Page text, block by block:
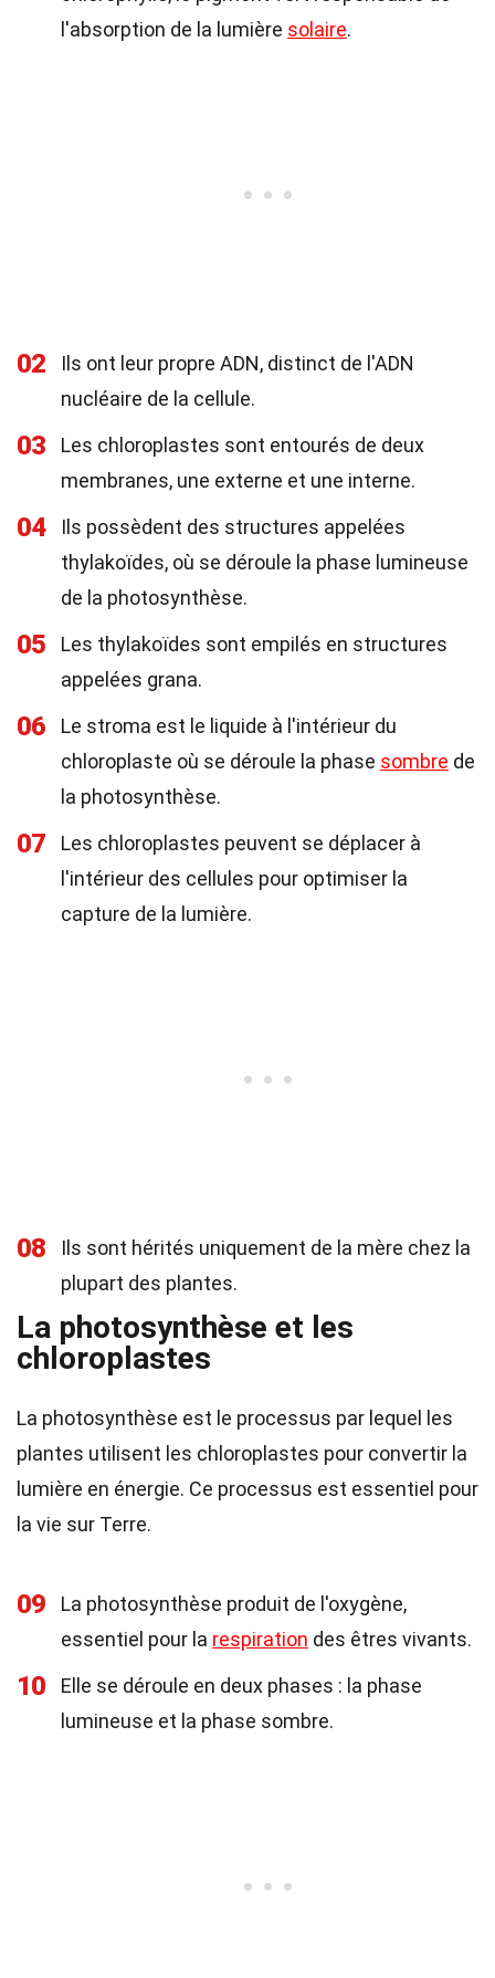
l'absorption de la lumière solaire.
02
Ils ont leur propre ADN, distinct de l'ADN
nucléaire de la cellule.
03
Les chloroplastes sont entourés de deux
membranes, une externe et une interne.
04
Ils possèdent des structures appelées
thylakoïdes, où se déroule la phase lumineuse
de la photosynthèse.
05
Les thylakoïdes sont empilés en structures
appelées grana.
06
Le stroma est le liquide à l'intérieur du
chloroplaste où se déroule la phase sombre de
la photosynthèse.
07
Les chloroplastes peuvent se déplacer à
l'intérieur des cellules pour optimiser la
capture de la lumière.
08
Ils sont hérités uniquement de la mère chez la
plupart des plantes.
La photosynthèse et les
chloroplastes
La photosynthèse est le processus par lequel les
plantes utilisent les chloroplastes pour convertir la
lumière en énergie. Ce processus est essentiel pour
la vie sur Terre.
09
La photosynthèse produit de l'oxygène,
essentiel pour la respiration des êtres vivants.
10
Elle se déroule en deux phases : la phase
lumineuse et la phase sombre.